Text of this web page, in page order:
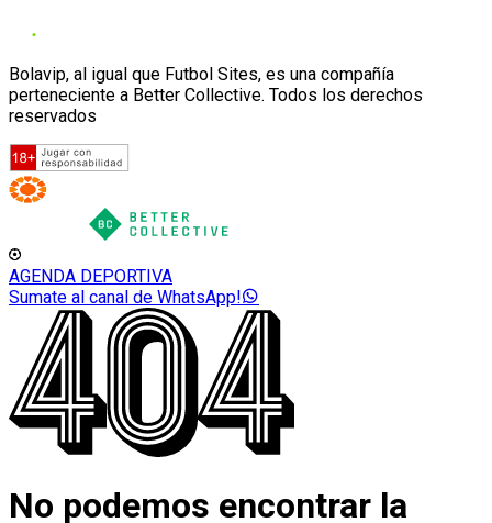
Bolavip, al igual que Futbol Sites, es una compañía
perteneciente a Better Collective. Todos los derechos
reservados
AGENDA DEPORTIVA
Sumate al canal de WhatsApp!
No podemos encontrar la